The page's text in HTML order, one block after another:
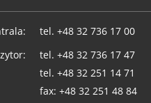
tel. +48 32 736 17 00
tel. +48 32 736 17 47
tel. +48 32 251 14 71
fax: +48 32 251 48 84